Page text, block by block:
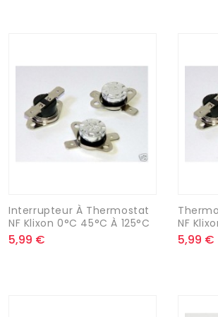
Interrupteur À Thermostat
NF Klixon 0°C 45°C À 125°C
5,99 €
NF
5,99 €